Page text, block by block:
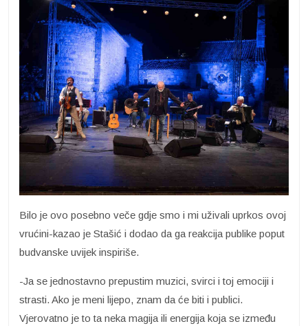
Bilo je ovo posebno veče gdje smo i mi uživali uprkos ovoj
vrućini-kazao je Stašić i dodao da ga reakcija publike poput
budvanske uvijek inspiriše.
-Ja se jednostavno prepustim muzici, svirci i toj emociji i
strasti. Ako je meni lijepo, znam da će biti i publici.
Vjerovatno je to ta neka magija ili energija koja se između